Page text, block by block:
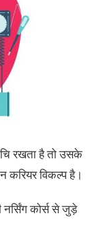
रखता है तो उसके
करियर विकल्प है।
कोर्स से जुड़े